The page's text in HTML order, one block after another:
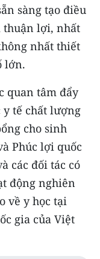
sàng tạo điều
lợi, nhất
nhất thiết
lớn.
quan tâm đẩy
y tế chất lượng
cho sinh
Phúc lợi quốc
các đối tác có
động nghiên
về y học tại
gia của Việt